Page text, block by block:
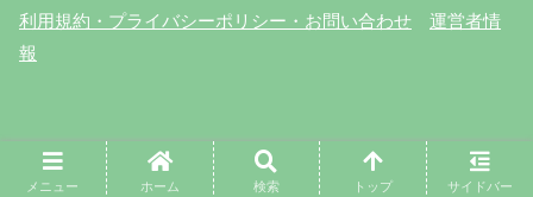
利用規約・プライバシーポリシー・お問い合わせ
運営者情
報
© 2026 シネマンドレイク cinemandrake.com
メニュー ホーム 検索 トップ サイドバー